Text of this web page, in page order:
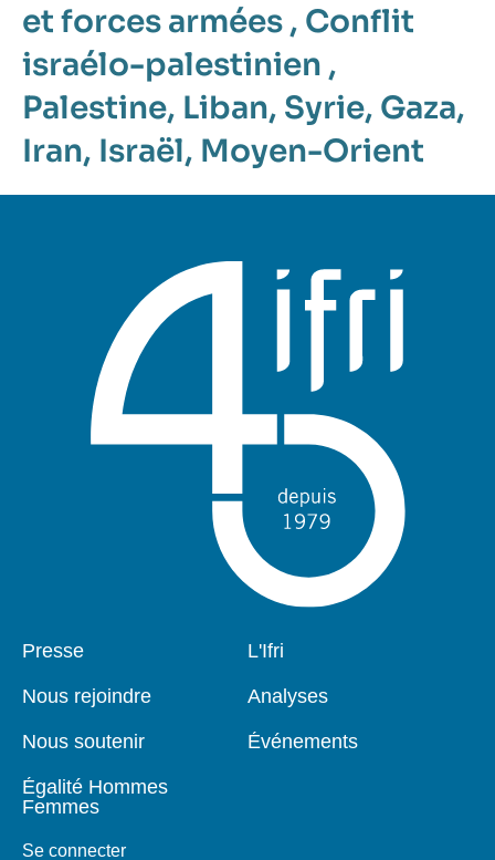
et forces armées , Conflit
israélo-palestinien ,
Palestine, Liban, Syrie, Gaza,
Iran, Israël, Moyen-Orient
Pied
Presse
Nous rejoindre
Nous soutenir
Égalité Hommes
Femmes
Se connecter
Navigation
L'Ifri
Analyses
Événements